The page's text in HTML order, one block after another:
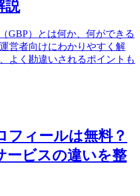
説
GBP）とは何か、何ができる
営者向けにわかりやすく解
よく勘違いされるポイントも
フィールは無料？
ービスの違いを整